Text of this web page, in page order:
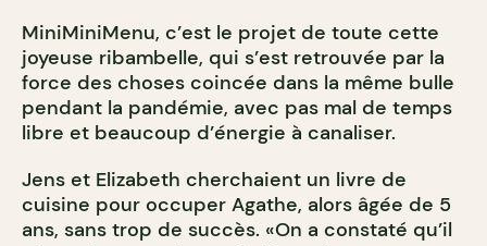
MiniMiniMenu, c’est le projet de toute cette
joyeuse ribambelle, qui s’est retrouvée par la
force des choses coincée dans la même bulle
pendant la pandémie, avec pas mal de temps
libre et beaucoup d’énergie à canaliser.
Jens et Elizabeth cherchaient un livre de
cuisine pour occuper Agathe, alors âgée de 5
ans, sans trop de succès. «On a constaté qu’il